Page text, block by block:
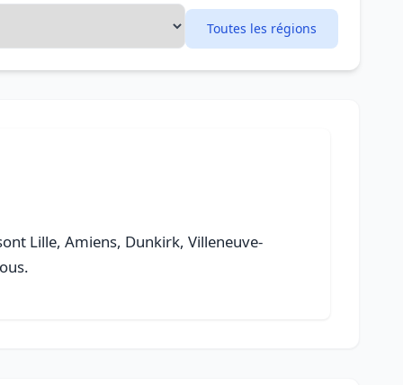
Toutes les régions
Lille, Amiens, Dunkirk, Villeneuve-